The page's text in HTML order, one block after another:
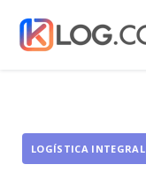
LOGÍSTICA INTEGRAL